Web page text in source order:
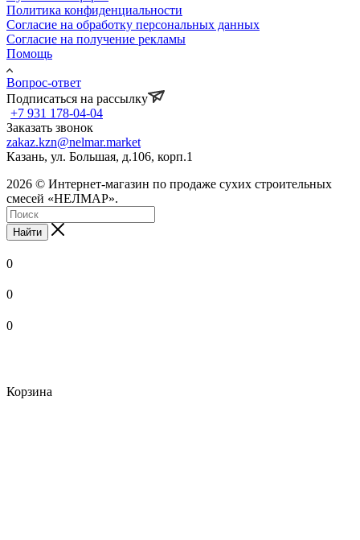
Политика конфиденциальности
Согласие на обработку персональных данных
Согласие на получение рекламы
Помощь
Вопрос-ответ
Подписаться на рассылку
+7 931 178-04-04
Заказать звонок
zakaz.kzn@nelmar.market
Казань, ул. Большая, д.106, корп.1
2026 © Интернет-магазин по продаже сухих строительных
смесей «НЕЛМАР».
Найти
0
0
0
Корзина